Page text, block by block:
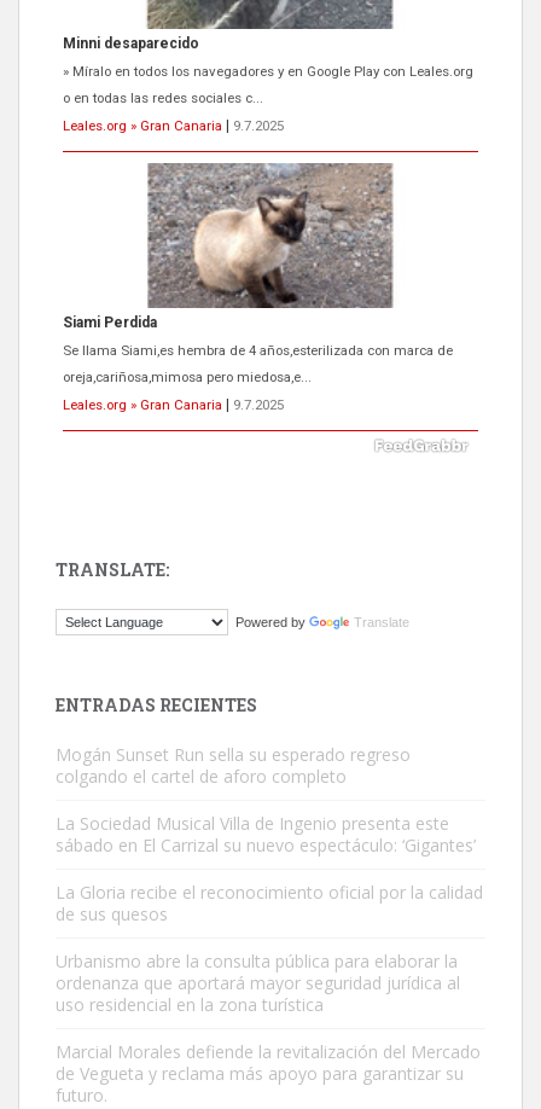
Minni desaparecido
» Míralo en todos los navegadores y en Google Play con Leales.org
o en todas las redes sociales c...
Leales.org » Gran Canaria
9.7.2025
Siami Perdida
Se llama Siami,es hembra de 4 años,esterilizada con marca de
oreja,cariñosa,mimosa pero miedosa,e...
Leales.org » Gran Canaria
9.7.2025
El ayuntamiento se va a llevar a Los Gatos callejeros de la zona los
Este gato macho ha aparecido en la calle hace menos de un mes,
Leales.org » Gran Canaria | 9.7.2025
TRANSLATE:
Powered by Translate
ENTRADAS RECIENTES
Mogán Sunset Run sella su esperado regreso
colgando el cartel de aforo completo
La Sociedad Musical Villa de Ingenio presenta este
sábado en El Carrizal su nuevo espectáculo: ‘Gigantes’
La Gloria recibe el reconocimiento oficial por la calidad
de sus quesos
Urbanismo abre la consulta pública para elaborar la
ordenanza que aportará mayor seguridad jurídica al
uso residencial en la zona turística
Marcial Morales defiende la revitalización del Mercado
de Vegueta y reclama más apoyo para garantizar su
futuro.